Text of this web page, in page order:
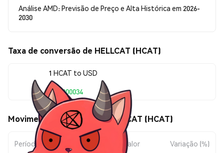
Análise AMD: Previsão de Preço e Alta Histórica em 2026-
2030
Taxa de conversão de HELLCAT (HCAT)
1 HCAT to USD
$0.0000034
Movimentos de preço de HELLCAT (HCAT)
Período Variação do Valor Variação (%)